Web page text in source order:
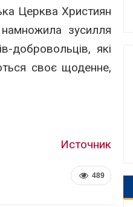
Церква Християн
зусилля
добровольців, які
своє щоденне,
Источник
489